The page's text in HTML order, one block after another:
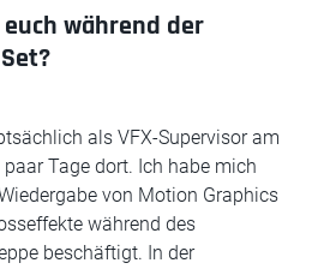
während der
als VFX-Supervisor am
Tage dort. Ich habe mich
von Motion Graphics
während des
beschäftigt. In der